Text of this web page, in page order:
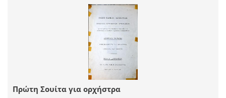
Πρώτη Σουίτα για ορχήστρα